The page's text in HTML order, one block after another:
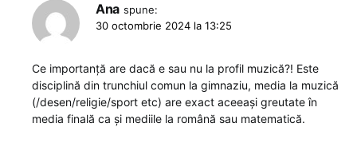
Ana spune:
30 octombrie 2024 la 13:25
Ce importanță are dacă e sau nu la profil muzică?! Este
disciplină din trunchiul comun la gimnaziu, media la muzică
(/desen/religie/sport etc) are exact aceeași greutate în
media finală ca și mediile la română sau matematică.